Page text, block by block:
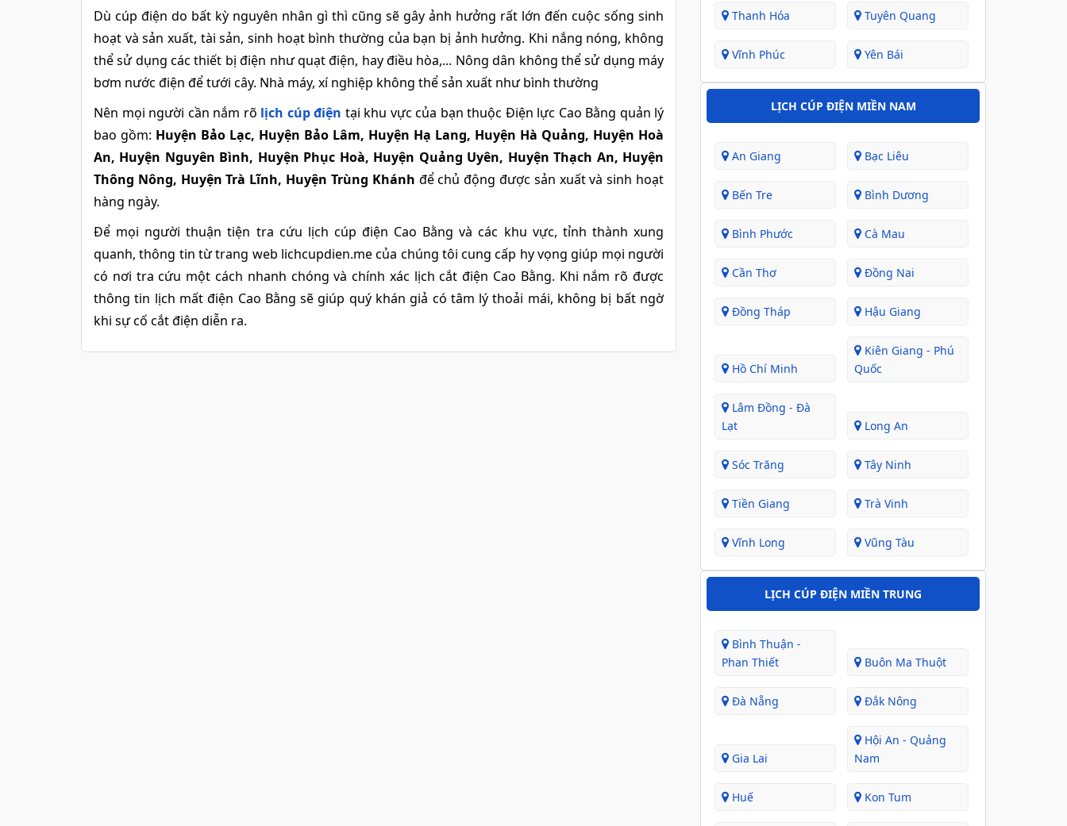
Dù cúp điện do bất kỳ nguyên nhân gì thì cũng sẽ gây ảnh hưởng rất lớn đến cuộc sống sinh
hoạt và sản xuất, tài sản, sinh hoạt bình thường của bạn bị ảnh hưởng. Khi nắng nóng, không
thể sử dụng các thiết bị điện như quạt điện, hay điều hòa,... Nông dân không thể sử dụng máy
bơm nước điện để tưới cây. Nhà máy, xí nghiệp không thể sản xuất như bình thường
Nên mọi người cần nắm rõ lịch cúp điện tại khu vực của bạn thuộc Điện lực Cao Bằng quản lý
bao gồm: Huyện Bảo Lạc, Huyện Bảo Lâm, Huyện Hạ Lang, Huyện Hà Quảng, Huyện Hoà
An, Huyện Nguyên Bình, Huyện Phục Hoà, Huyện Quảng Uyên, Huyện Thạch An, Huyện
Thông Nông, Huyện Trà Lĩnh, Huyện Trùng Khánh để chủ động được sản xuất và sinh hoạt
hàng ngày.
Để mọi người thuận tiện tra cứu lịch cúp điện Cao Bằng và các khu vực, tỉnh thành xung
quanh, thông tin từ trang web lichcupdien.me của chúng tôi cung cấp hy vọng giúp mọi người
có nơi tra cứu một cách nhanh chóng và chính xác lịch cắt điện Cao Bằng. Khi nắm rõ được
thông tin lịch mất điện Cao Bằng sẽ giúp quý khán giả có tâm lý thoải mái, không bị bất ngờ
khi sự cố cắt điện diễn ra.
Thanh Hóa Tuyên Quang
Vĩnh Phúc Yên Bái
LỊCH CÚP ĐIỆN MIỀN NAM
An Giang Bạc Liêu
Bến Tre Bình Dương
Bình Phước Cà Mau
Cần Thơ Đồng Nai
Đồng Tháp Hậu Giang
Hồ Chí Minh
Kiên Giang - Phú
Quốc
Lâm Đồng - Đà
Lạt
Long An
Sóc Trăng Tây Ninh
Tiền Giang Trà Vinh
Vĩnh Long Vũng Tàu
LỊCH CÚP ĐIỆN MIỀN TRUNG
Bình Thuận -
Phan Thiết
Buôn Ma Thuột
Đà Nẵng Đắk Nông
Gia Lai
Hội An - Quảng
Nam
Huế Kon Tum